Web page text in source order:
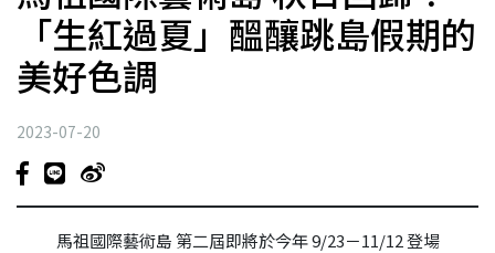
「生紅過夏」醞釀跳島假期的
美好色調
2023-07-20
馬祖國際藝術島 第二屆即將於今年 9/23－11/12 登場